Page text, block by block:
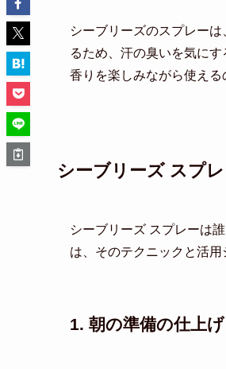
シーブリーズのスプレー
るため、汗の臭いを気に
香りを楽しみながら使える
シーブリーズ スプ
シーブリーズ スプレーは
は、そのテクニックと活用
1. 朝の準備の仕上